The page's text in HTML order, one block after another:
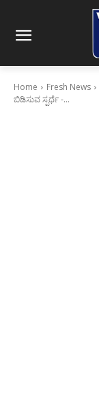
Home Fresh News
ಬಿಡಿಸುವ ಸ್ಪರ್ಧೆ -...